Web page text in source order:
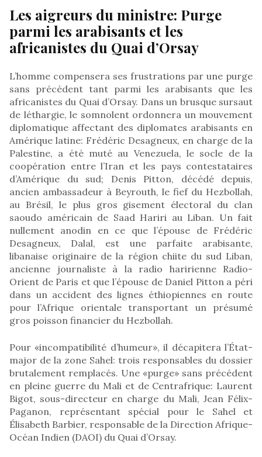
Les aigreurs du ministre: Purge
parmi les arabisants et les
africanistes du Quai d’Orsay
L’homme compensera ses frustrations par une purge
sans précédent tant parmi les arabisants que les
africanistes du Quai d’Orsay. Dans un brusque sursaut
de léthargie, le somnolent ordonnera un mouvement
diplomatique affectant des diplomates arabisants en
Amérique latine: Frédéric Desagneux, en charge de la
Palestine, a été muté au Venezuela, le socle de la
coopération entre l’Iran et les pays contestataires
d’Amérique du sud; Denis Pitton, décédé depuis,
ancien ambassadeur à Beyrouth, le fief du Hezbollah,
au Brésil, le plus gros gisement électoral du clan
saoudo américain de Saad Hariri au Liban. Un fait
nullement anodin en ce que l’épouse de Frédéric
Desagneux, Dalal, est une parfaite arabisante,
libanaise originaire de la région chiite du sud Liban,
ancienne journaliste à la radio haririenne Radio-
Orient de Paris et que l’épouse de Daniel Pitton a péri
dans un accident des lignes éthiopiennes en route
pour l’Afrique orientale transportant un présumé
gros poisson financier du Hezbollah.
Pour «incompatibilité d’humeur», il décapitera l’État-
major de la zone Sahel: trois responsables du dossier
brutalement remplacés. Une «purge» sans précédent
en pleine guerre du Mali et de Centrafrique: Laurent
Bigot, sous-directeur en charge du Mali, Jean Félix-
Paganon, représentant spécial pour le Sahel et
Élisabeth Barbier, responsable de la Direction Afrique-
Océan Indien (DAOI) du Quai d’Orsay.